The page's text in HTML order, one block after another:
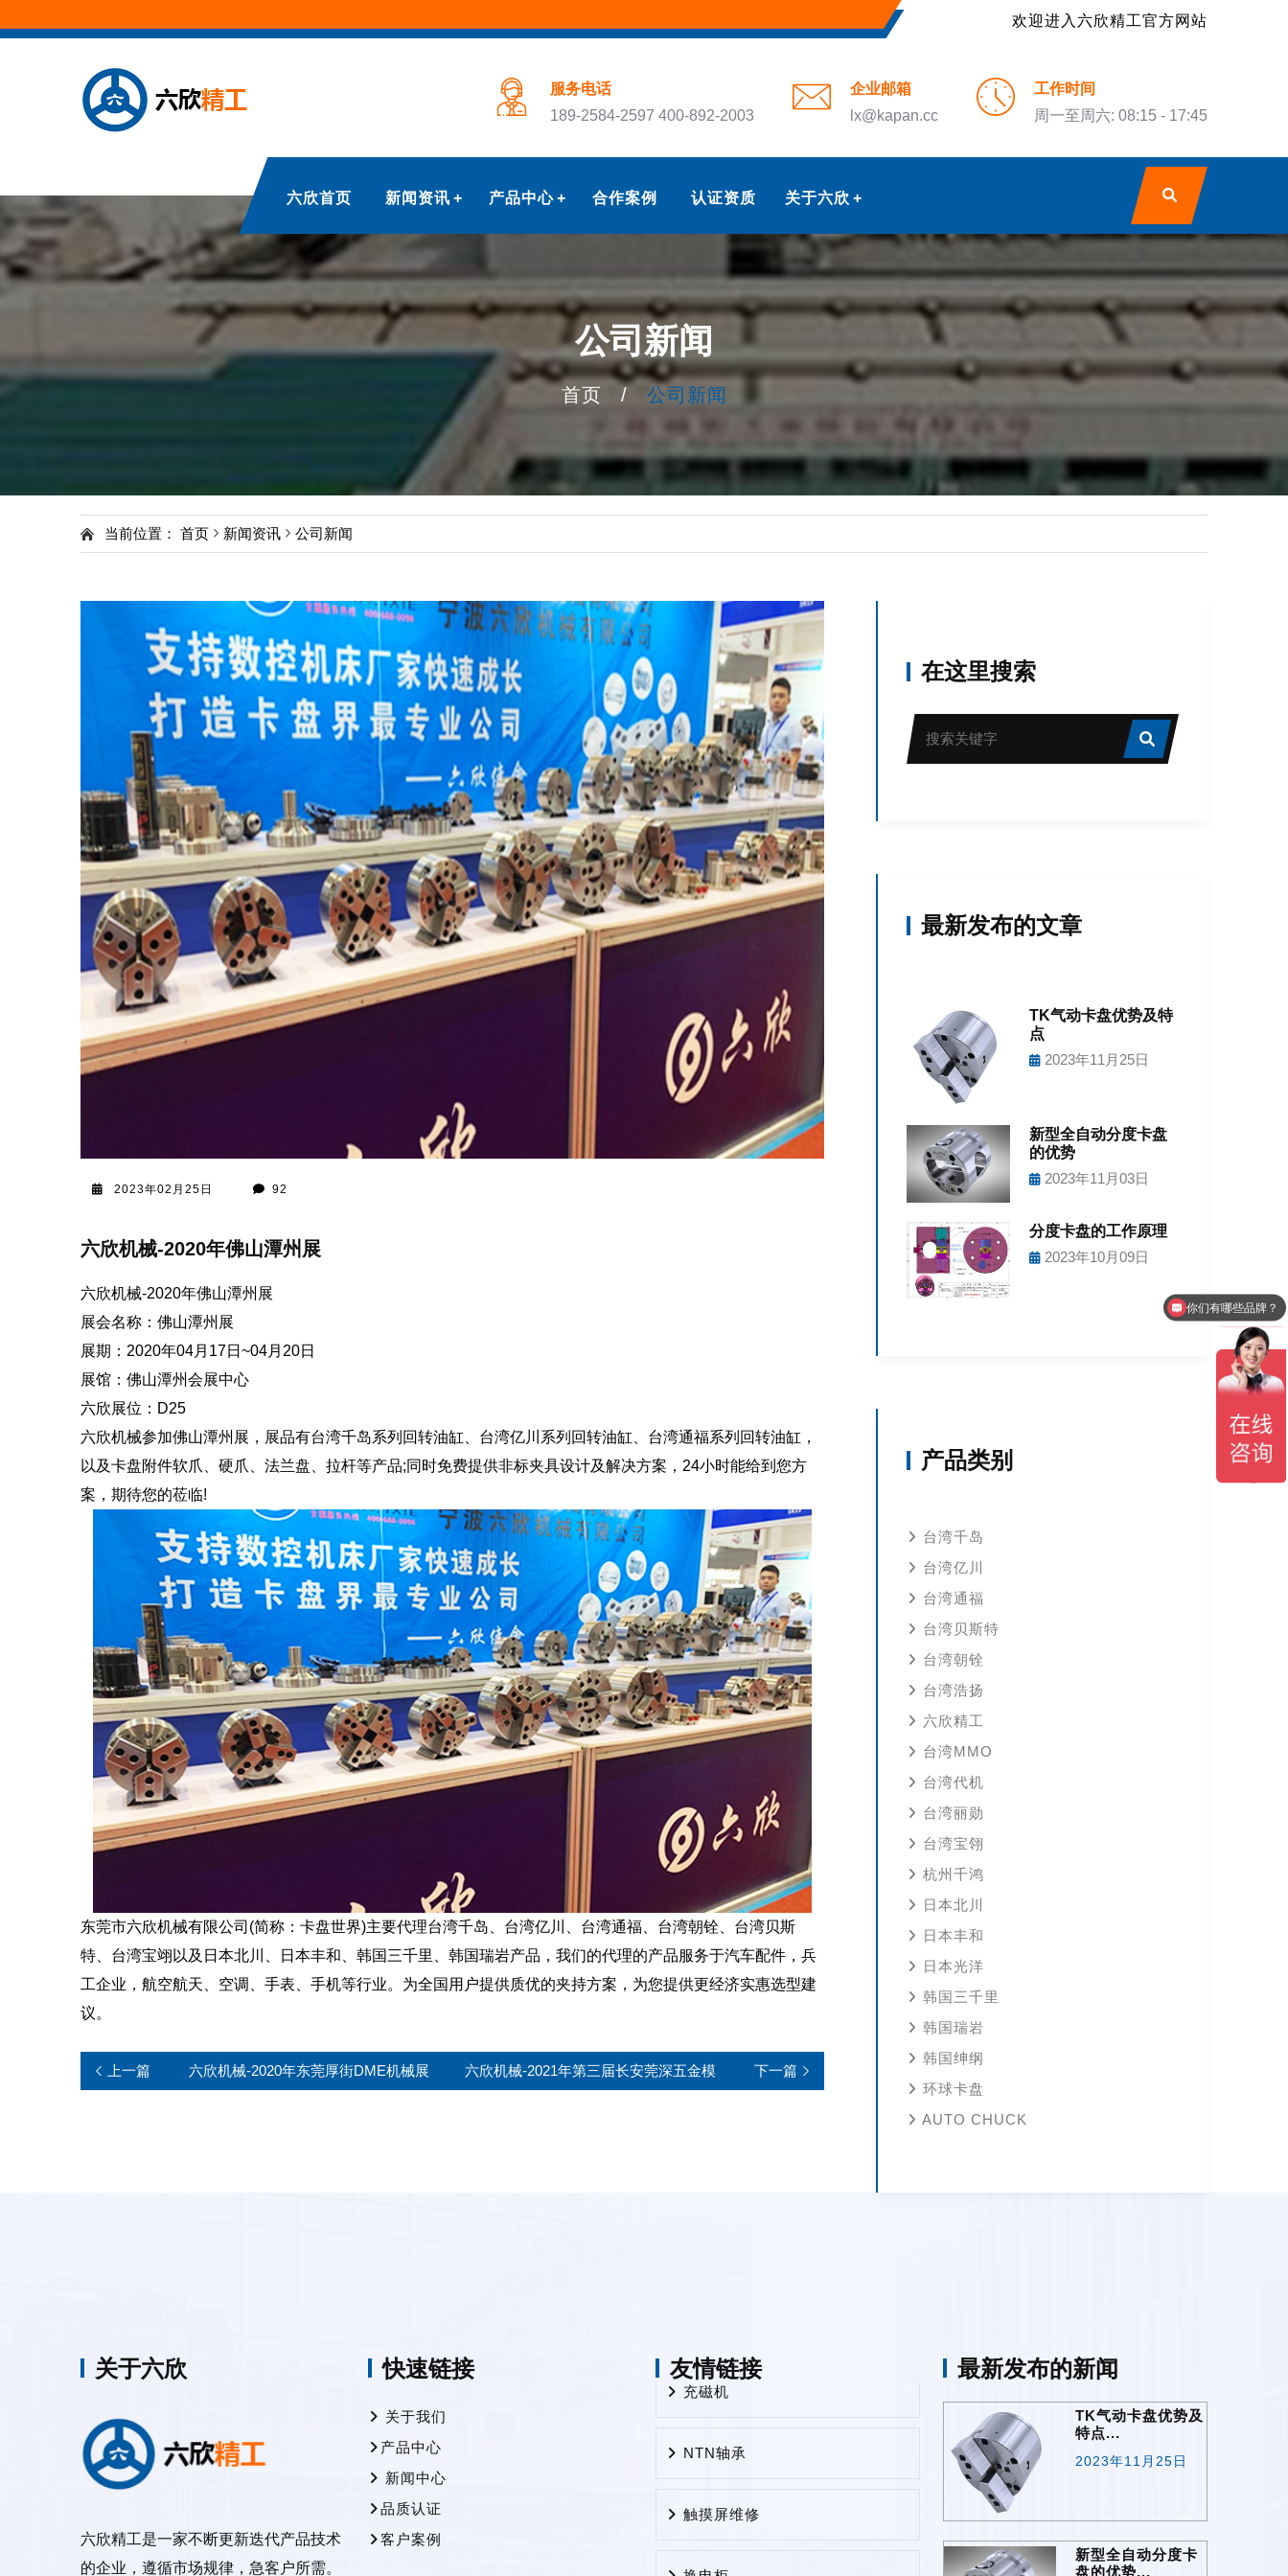
欢迎进入六欣精工官方网站
服务电话
189-2584-2597 400-892-2003
企业邮箱
lx@kapan.cc
工作时间
周一至周六: 08:15 - 17:45
六欣首页 新闻资讯 产品中心 合作案例 认证资质 关于六欣
公司新闻
首页 / 公司新闻
当前位置： 首页 新闻资讯 公司新闻
2023年02月25日 92
六欣机械-2020年佛山潭州展
六欣机械-2020年佛山潭州展
展会名称：佛山潭州展
展期：2020年04月17日~04月20日
展馆：佛山潭州会展中心
六欣展位：D25
六欣机械参加佛山潭州展，展品有台湾千岛系列回转油缸、台湾亿川系列回转油缸、台湾通福系列回转油缸，
以及卡盘附件软爪、硬爪、法兰盘、拉杆等产品;同时免费提供非标夹具设计及解决方案，24小时能给到您方
案，期待您的莅临!
东莞市六欣机械有限公司(简称：卡盘世界)主要代理台湾千岛、台湾亿川、台湾通福、台湾朝铨、台湾贝斯
特、台湾宝翊以及日本北川、日本丰和、韩国三千里、韩国瑞岩产品，我们的代理的产品服务于汽车配件，兵
工企业，航空航天、空调、手表、手机等行业。为全国用户提供质优的夹持方案，为您提供更经济实惠选型建
议。
上一篇 六欣机械-2020年东莞厚街DME机械展 六欣机械-2021年第三届长安莞深五金模 下一篇
在这里搜索
最新发布的文章
TK气动卡盘优势及特
点
2023年11月25日
新型全自动分度卡盘
的优势
2023年11月03日
分度卡盘的工作原理
2023年10月09日
产品类别
台湾千岛
台湾亿川
台湾通福
台湾贝斯特
台湾朝铨
台湾浩扬
六欣精工
台湾MMO
台湾代机
台湾丽勋
台湾宝翎
杭州千鸿
日本北川
日本丰和
日本光洋
韩国三千里
韩国瑞岩
韩国绅纲
环球卡盘
AUTO CHUCK
关于六欣
六欣精工是一家不断更新迭代产品技术
的企业，遵循市场规律，急客户所需。
快速链接
关于我们
产品中心
新闻中心
品质认证
客户案例
友情链接
充磁机
NTN轴承
触摸屏维修
换电柜
最新发布的新闻
TK气动卡盘优势及
特点...
2023年11月25日
新型全自动分度卡
盘的优势...
你们有哪些品牌？